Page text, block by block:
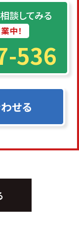
談してみる
中！
536
せる